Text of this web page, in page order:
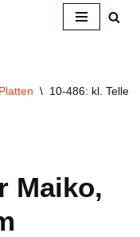
\ 10-486: kl. Teller
Maiko,